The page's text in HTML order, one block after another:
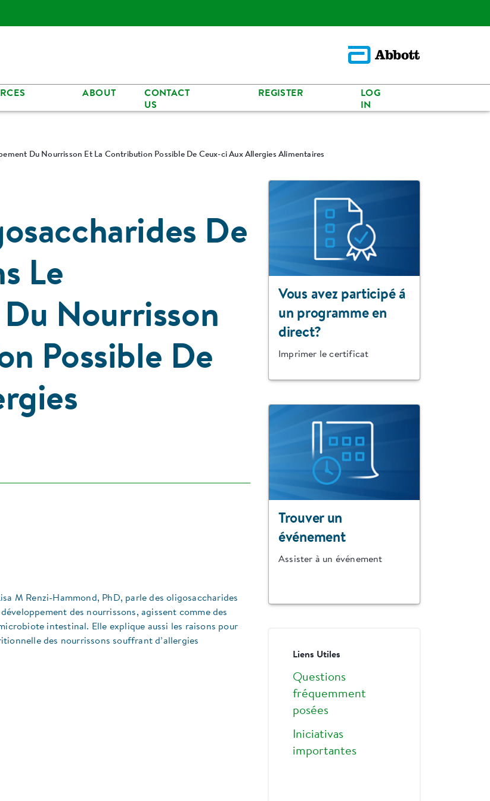
ABOUT
CONTACT
US
REGISTER
LOG
IN
Du Nourrisson Et La Contribution Possible De Ceux-ci Aux Allergies Alimentaires
De
Le
Nourrisson
Possible De
M Renzi-Hammond, PhD, parle des oligosaccharides
des nourrissons, agissent comme des
intestinal. Elle explique aussi les raisons pour
des nourrissons souffrant d’allergies
Vous avez participé á
un programme en
direct?
Imprimer le certificat
Trouver un
événement
Assister à un événement
Liens Utiles
Questions
fréquemment
posées
Iniciativas
importantes